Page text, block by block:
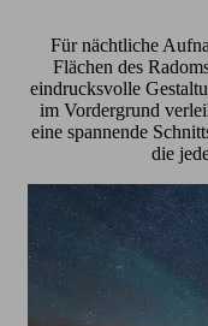
Für nächtliche
Flächen des
eindrucksvolle
im Vordergrund
eine spannende
die